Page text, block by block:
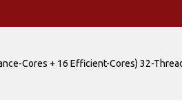
Cores + 16 Efficient-Cores) 32-